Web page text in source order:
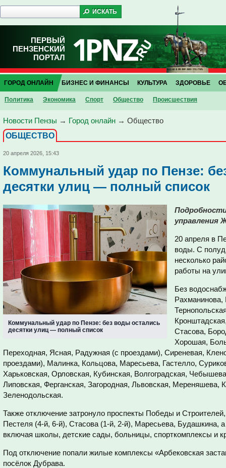
ПЕРВЫЙ
ПЕНЗЕНСКИЙ
ПОРТАЛ
ГОРОД ОНЛАЙН
Политика Экономика Спорт Общество Проиcшествия
БИЗНЕС И ФИНАНСЫ КУЛЬТУРА ЗДОРОВЬЕ
Новости Пензы → Город онлайн → Общество
ОБЩЕСТВО
20 апреля 2026, 15:43
Коммунальный удар по Пензе:
десятки улиц — полный список
Коммунальный удар по Пензе: без воды остались
десятки улиц — полный список
управления
20 апреля в
воды. С
несколько
работы на
Без
Рахманинова,
Стасова,
Хорошая,
Переходная, Ясная, Радужная (с проездами), Сиреневая,
проездами), Малинка, Кольцова, Маресьева, Гастелло,
Харьковская, Орловская, Кубинская, Волгоградская,
Липовская, Ферганская, Загородная, Львовская, Мереняшева,
Зеленодольская.
Также отключение затронуло проспекты Победы и
Пестеля (4-й, 6-й), Стасова (1-й, 2-й), Маресьева, Будашкина,
включая школы, детские сады, больницы, спорткомплексы и
Под отключение попали жилые комплексы «Арбековская
посёлок Дубрава.